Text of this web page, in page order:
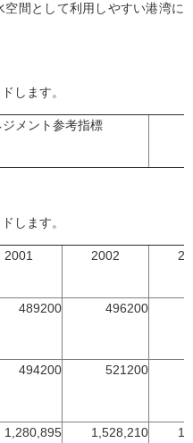
間として利用しやすい港湾に
します。
メント参考指標
します。
2001 2002
489200 496200
494200 521200
1,280,895 1,528,210